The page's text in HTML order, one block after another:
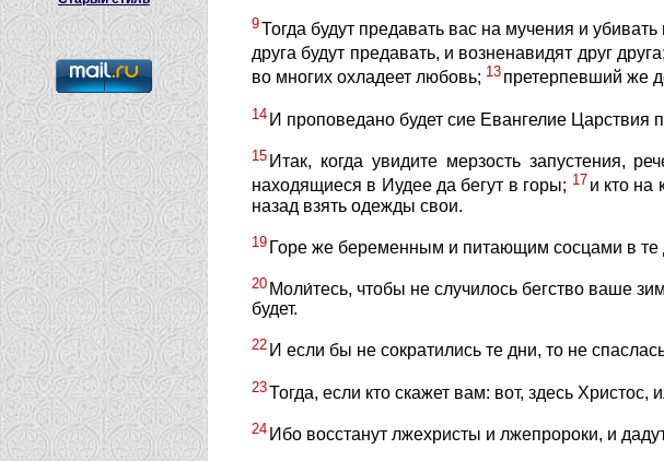
9Тогда будут предавать вас на мучения и
друга будут предавать, и возненавидят друг друга;
во многих охладеет любовь; 13 претерпевший же
14 И проповедано будет сие Евангелие Царствия
15 Итак, когда увидите мерзость запустения,
находящиеся в Иудее да бегут в горы; 17 и кто на
назад взять одежды свои.
19 Горе же беременным и питающим сосцами в те
20 Моли́тесь, чтобы не случилось бегство ваше
будет.
22 И если бы не сократились те дни, то не
23Тогда, если кто скажет вам: вот, здесь Христос,
24 Ибо восстанут лжехристы и лжепророки, и